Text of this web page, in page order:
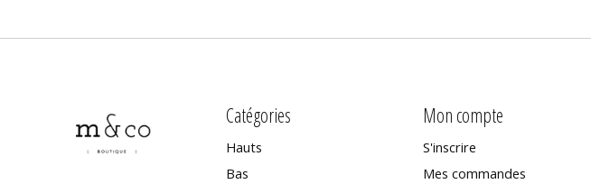
Catégories
Hauts
Bas
Mon compte
S'inscrire
Mes commandes